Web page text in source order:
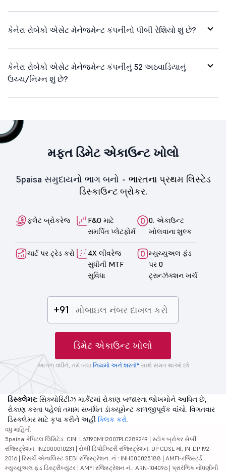
કેનેરા રોબેકો એસેટ મેનેજમેન્ટ કંપનીનો પીબી રેશિયો શું છે?
કેનેરા રોબેકો એસેટ મેનેજમેન્ટ કંપનીનું 52 અઠવાડિયાનું
ઉચ્ચ/નિમ્ન શું છે?
મફત ડિમેટ એકાઉન્ટ ખોલો
5paisa સમુદાયનો ભાગ બનો - ભારતના પ્રથમ લિસ્ટેડ
ડિસ્કાઉન્ટ બ્રોકર.
ફ્લેટ બ્રોકરેજ
F&O માટે
સમર્પિત પ્લેટફોર્મ
0. એકાઉન્ટ
ખોલવાના શુલ્ક
ચાર્ટ પર ટ્રેડ કરો
4X લીવરેજ
સુધીની MTF
સુવિધા
મ્યુચ્યુઅલ ફંડ
પર 0
ટ્રાન્ઝૅક્શન ખર્ચ
+91
ડિમેટ એકાઉન્ટ ખોલો
આગળ વધીને, તમે બધા નિયમો અને શરતો*સાથે સંમત થાઓ છો
ડિસ્ક્લેમર: સિક્યોરિટીઝ માર્કેટમાં રોકાણ બજારના જોખમોને આધિન છે,
રોકાણ કરતા પહેલાં તમામ સંબંધિત ડૉક્યૂમેન્ટ કાળજીપૂર્વક વાંચો. વિગતવાર
ડિસ્ક્લેમર માટે કૃપા કરીને અહીં ક્લિક કરો.
વધુ માહિતી
5paisa કેપિટલ લિમિટેડ. CIN: L67190MH2007PLC289249 | સ્ટૉક બ્રોકર સેબી
રજિસ્ટ્રેશન: INZ000010231 | સેબી ડિપોઝિટરી રજિસ્ટ્રેશન: DP CDSL માં: IN-DP-192-
2016 | રિસર્ચ એનાલિસ્ટ SEBI રજિસ્ટ્રેશન. નં.: INH000025188 | AMFI-રજિસ્ટર્ડ
મ્યુચ્યુઅલ ફંડ ડિસ્ટ્રીબ્યુટર | AMFI રજિસ્ટ્રેશન નં.: ARN-104096 | પ્રારંભિક નોંધણીની